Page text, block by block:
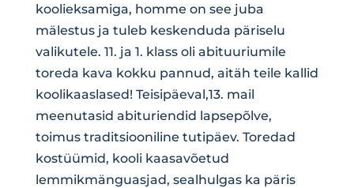
koolieksamiga, homme on see juba
mälestus ja tuleb keskenduda päriselu
valikutele. 11. ja 1. klass oli abituuriumile
toreda kava kokku pannud, aitäh teile kallid
koolikaaslased! Teisipäeval,13. mail
meenutasid abituriendid lapsepõlve,
toimus traditsiooniline tutipäev. Toredad
kostüümid, kooli kaasavõetud
lemmikmänguasjad, sealhulgas ka päris